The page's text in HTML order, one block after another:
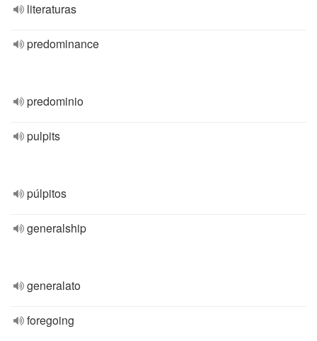
literaturas
predominance
predominio
pulpits
púlpitos
generalship
generalato
foregoing